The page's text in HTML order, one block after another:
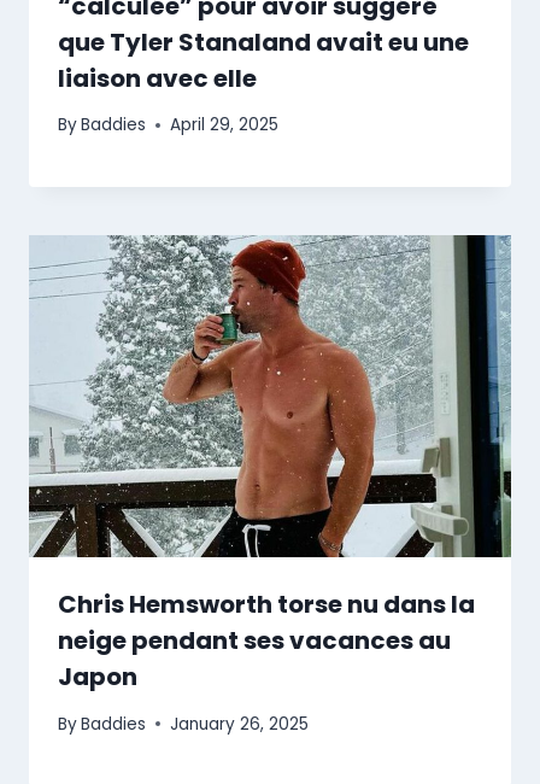
que Tyler Stanaland avait eu une
liaison avec elle
ByBaddies April 29, 2025
Chris Hemsworth torse nu dans la
neige pendant ses vacances au
Japon
ByBaddies January 26, 2025